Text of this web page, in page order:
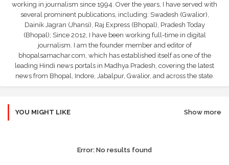
working in journalism since 1994. Over the years, I have served with
several prominent publications, including: Swadesh (Gwalior),
Dainik Jagran (Jhansi), Raj Express (Bhopal), Pradesh Today
(Bhopal); Since 2012, I have been working full-time in digital
journalism. I am the founder member and editor of
bhopalsamachar.com, which has established itself as one of the
leading Hindi news portals in Madhya Pradesh, covering the latest
news from Bhopal, Indore, Jabalpur, Gwalior, and across the state.
YOU MIGHT LIKE Show more
Error: No results found